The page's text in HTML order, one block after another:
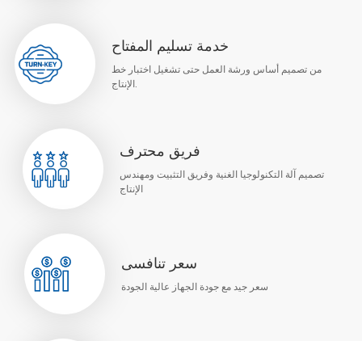
خدمة تسليم المفتاح
من تصميم أساس ورشة العمل حتى تشغيل اختبار خط
الإنتاج.
فريق محترف
تصميم آلة التكنولوجيا الغنية وفريق التثبيت ومهندس
الإنتاج
سعر تنافسى
سعر جيد مع جودة الجهاز عالية الجودة